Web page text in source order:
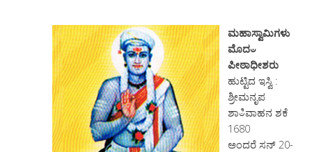
ಮಹಾಸ್ವಾಮಿಗಳು
ಮೊದಀ
ಪೀಠಾಧೀಶರು
ಹುಟ್ಟಿದ ಇಸ್ವಿ :
ಶ್ರೀಮನೃಪ
ಶಾಀಿವಾಹನ ಶಕೆ
1680
ಅಂದರೆ ಸನ್ 20-